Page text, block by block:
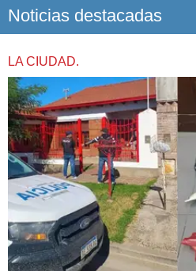
Noticias destacadas
LA CIUDAD.